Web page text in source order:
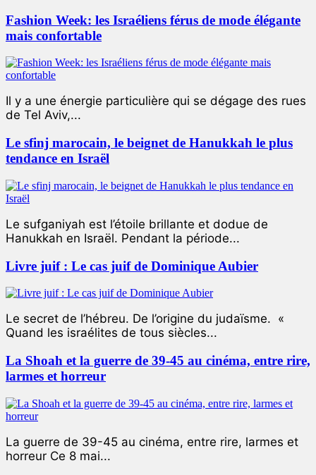
Fashion Week: les Israéliens férus de mode élégante
mais confortable
Il y a une énergie particulière qui se dégage des rues
de Tel Aviv,...
Le sfinj marocain, le beignet de Hanukkah le plus
tendance en Israël
Le sufganiyah est l’étoile brillante et dodue de
Hanukkah en Israël. Pendant la période...
Livre juif : Le cas juif de Dominique Aubier
Le secret de l’hébreu. De l’origine du judaïsme. «
Quand les israélites de tous siècles...
La Shoah et la guerre de 39-45 au cinéma, entre rire,
larmes et horreur
La guerre de 39-45 au cinéma, entre rire, larmes et
horreur Ce 8 mai...